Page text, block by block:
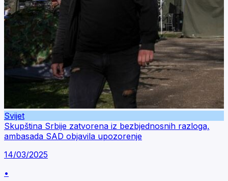
Svijet
Skupština Srbije zatvorena iz bezbjednosnih razloga,
ambasada SAD objavila upozorenje
14/03/2025
•